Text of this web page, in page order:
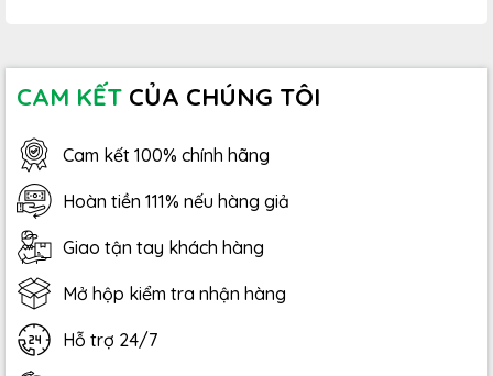
CAM KẾT CỦA CHÚNG TÔI
Cam kết 100% chính hãng
Hoàn tiền 111% nếu hàng giả
Giao tận tay khách hàng
Mở hộp kiểm tra nhận hàng
Hỗ trợ 24/7